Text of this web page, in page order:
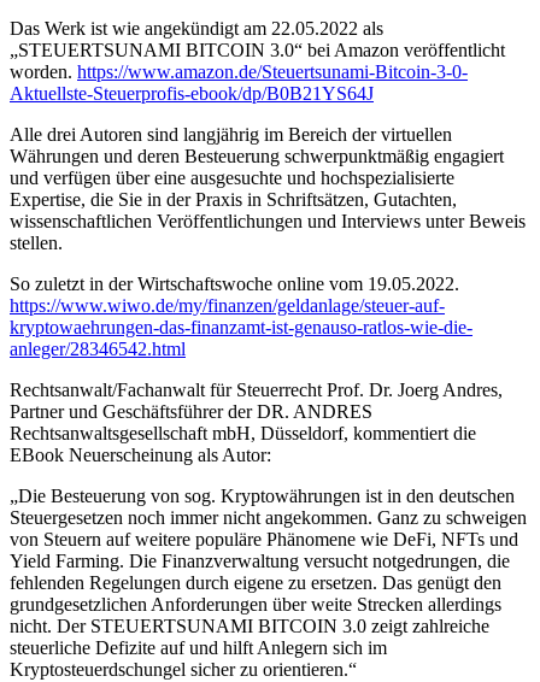
Das Werk ist wie angekündigt am 22.05.2022 als
„STEUERTSUNAMI BITCOIN 3.0“ bei Amazon veröffentlicht
worden. https://www.amazon.de/Steuertsunami-Bitcoin-3-0-
Aktuellste-Steuerprofis-ebook/dp/B0B21YS64J
Alle drei Autoren sind langjährig im Bereich der virtuellen
Währungen und deren Besteuerung schwerpunktmäßig engagiert
und verfügen über eine ausgesuchte und hochspezialisierte
Expertise, die Sie in der Praxis in Schriftsätzen, Gutachten,
wissenschaftlichen Veröffentlichungen und Interviews unter Beweis
stellen.
So zuletzt in der Wirtschaftswoche online vom 19.05.2022.
https://www.wiwo.de/my/finanzen/geldanlage/steuer-auf-
kryptowaehrungen-das-finanzamt-ist-genauso-ratlos-wie-die-
anleger/28346542.html
Rechtsanwalt/Fachanwalt für Steuerrecht Prof. Dr. Joerg Andres,
Partner und Geschäftsführer der DR. ANDRES
Rechtsanwaltsgesellschaft mbH, Düsseldorf, kommentiert die
EBook Neuerscheinung als Autor:
„Die Besteuerung von sog. Kryptowährungen ist in den deutschen
Steuergesetzen noch immer nicht angekommen. Ganz zu schweigen
von Steuern auf weitere populäre Phänomene wie DeFi, NFTs und
Yield Farming. Die Finanzverwaltung versucht notgedrungen, die
fehlenden Regelungen durch eigene zu ersetzen. Das genügt den
grundgesetzlichen Anforderungen über weite Strecken allerdings
nicht. Der STEUERTSUNAMI BITCOIN 3.0 zeigt zahlreiche
steuerliche Defizite auf und hilft Anlegern sich im
Kryptosteuerdschungel sicher zu orientieren.“